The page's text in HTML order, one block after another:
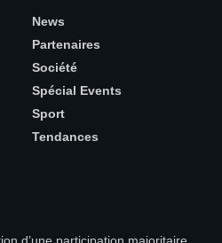
News
Partenaires
Société
Spécial Events
Sport
Tendances
d’une participation majoritaire